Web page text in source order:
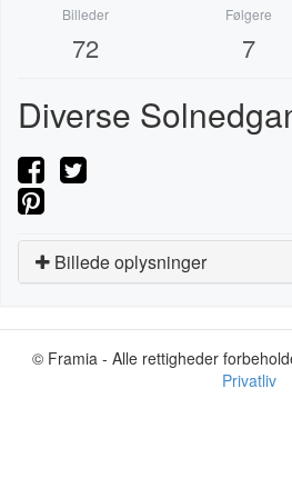
Billeder
72
Følgere
7
Diverse
Billede oplysninger
© Framia - Alle rettigheder
Privatliv